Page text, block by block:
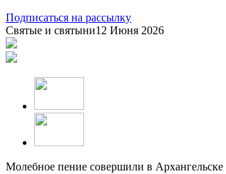
Подписаться на рассылку
Святые и святыни12 Июня 2026
Молебное пение совершили в